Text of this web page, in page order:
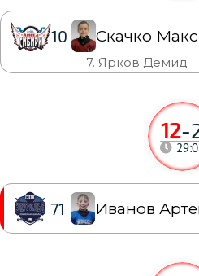
12-
71 Иванов
10 Скачко
7. Ярков Демид